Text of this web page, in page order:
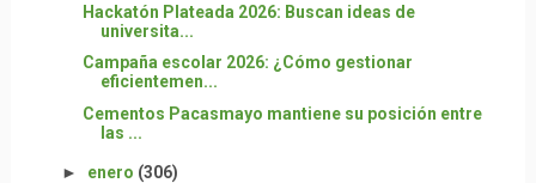
Hackatón Plateada 2026: Buscan ideas de
universita...
Campaña escolar 2026: ¿Cómo gestionar
eficientemen...
Cementos Pacasmayo mantiene su posición entre
las ...
► enero (306)